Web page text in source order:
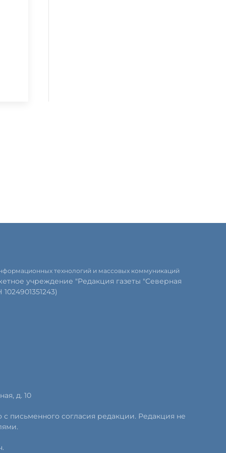
технологий и массовых коммуникаций
учреждение "Редакция газеты "Северная
д. 10
письменного согласия редакции. Редакция не